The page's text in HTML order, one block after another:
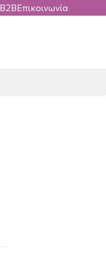
B2BΕπικοινωνία